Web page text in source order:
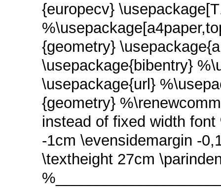
{europecv}
{geometry}
\usepackage{bibentry}
\usepackage{url}
{geometry}
instead of fixed width font
-1cm \evensidemargin -
\textheight 27cm